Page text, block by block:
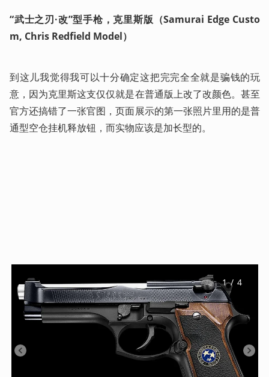
“武士之刃·改”型手枪，克里斯版（Samurai Edge Custo
m, Chris Redfield Model）
到这儿我觉得我可以十分确定这把完完全全就是骗钱的玩
意，因为克里斯这支仅仅就是在普通版上改了改颜色。甚至
官方还搞错了一张官图，页面展示的第一张照片里用的是普
通型空仓挂机释放钮，而实物应该是加长型的。
1 / 4